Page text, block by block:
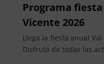
Programa
Vicente 2026
Llega la fiesta anual
Disfruta de todas las